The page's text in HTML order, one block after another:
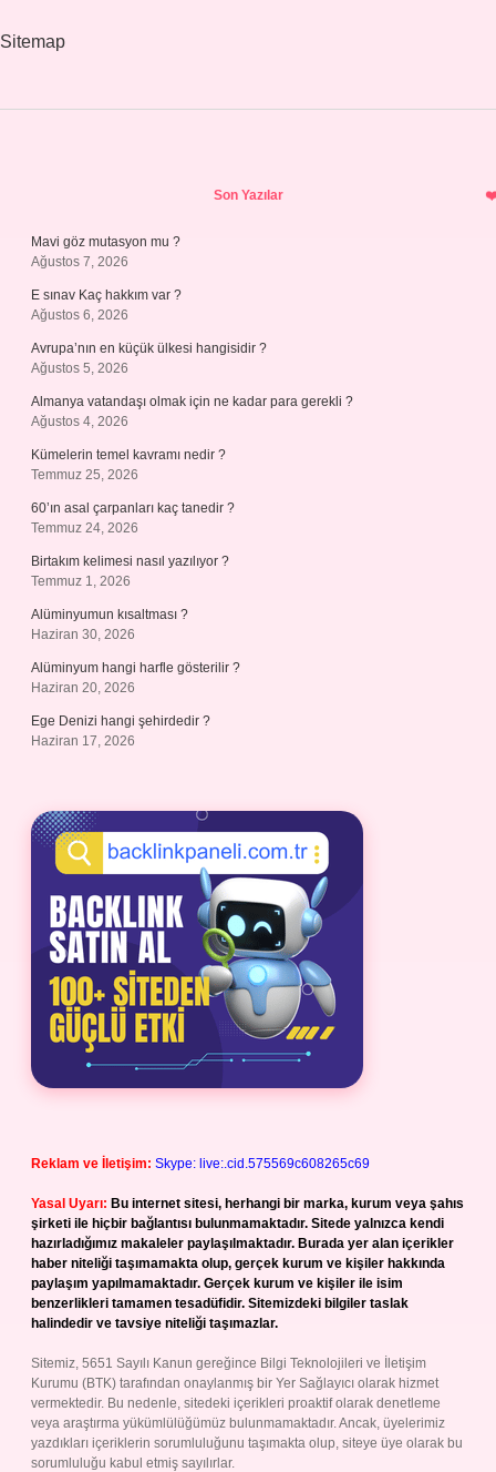
Sitemap
Son Yazılar
Mavi göz mutasyon mu ?
Ağustos 7, 2026
E sınav Kaç hakkım var ?
Ağustos 6, 2026
Avrupa’nın en küçük ülkesi hangisidir ?
Ağustos 5, 2026
Almanya vatandaşı olmak için ne kadar para gerekli ?
Ağustos 4, 2026
Kümelerin temel kavramı nedir ?
Temmuz 25, 2026
60’ın asal çarpanları kaç tanedir ?
Temmuz 24, 2026
Birtakım kelimesi nasıl yazılıyor ?
Temmuz 1, 2026
Alüminyumun kısaltması ?
Haziran 30, 2026
Alüminyum hangi harfle gösterilir ?
Haziran 20, 2026
Ege Denizi hangi şehirdedir ?
Haziran 17, 2026
Reklam ve İletişim: Skype: live:.cid.575569c608265c69
Yasal Uyarı: Bu internet sitesi, herhangi bir marka, kurum veya şahıs
şirketi ile hiçbir bağlantısı bulunmamaktadır. Sitede yalnızca kendi
hazırladığımız makaleler paylaşılmaktadır. Burada yer alan içerikler
haber niteliği taşımamakta olup, gerçek kurum ve kişiler hakkında
paylaşım yapılmamaktadır. Gerçek kurum ve kişiler ile isim
benzerlikleri tamamen tesadüfidir. Sitemizdeki bilgiler taslak
halindedir ve tavsiye niteliği taşımazlar.
Sitemiz, 5651 Sayılı Kanun gereğince Bilgi Teknolojileri ve İletişim
Kurumu (BTK) tarafından onaylanmış bir Yer Sağlayıcı olarak hizmet
vermektedir. Bu nedenle, sitedeki içerikleri proaktif olarak denetleme
veya araştırma yükümlülüğümüz bulunmamaktadır. Ancak, üyelerimiz
yazdıkları içeriklerin sorumluluğunu taşımakta olup, siteye üye olarak bu
sorumluluğu kabul etmiş sayılırlar.